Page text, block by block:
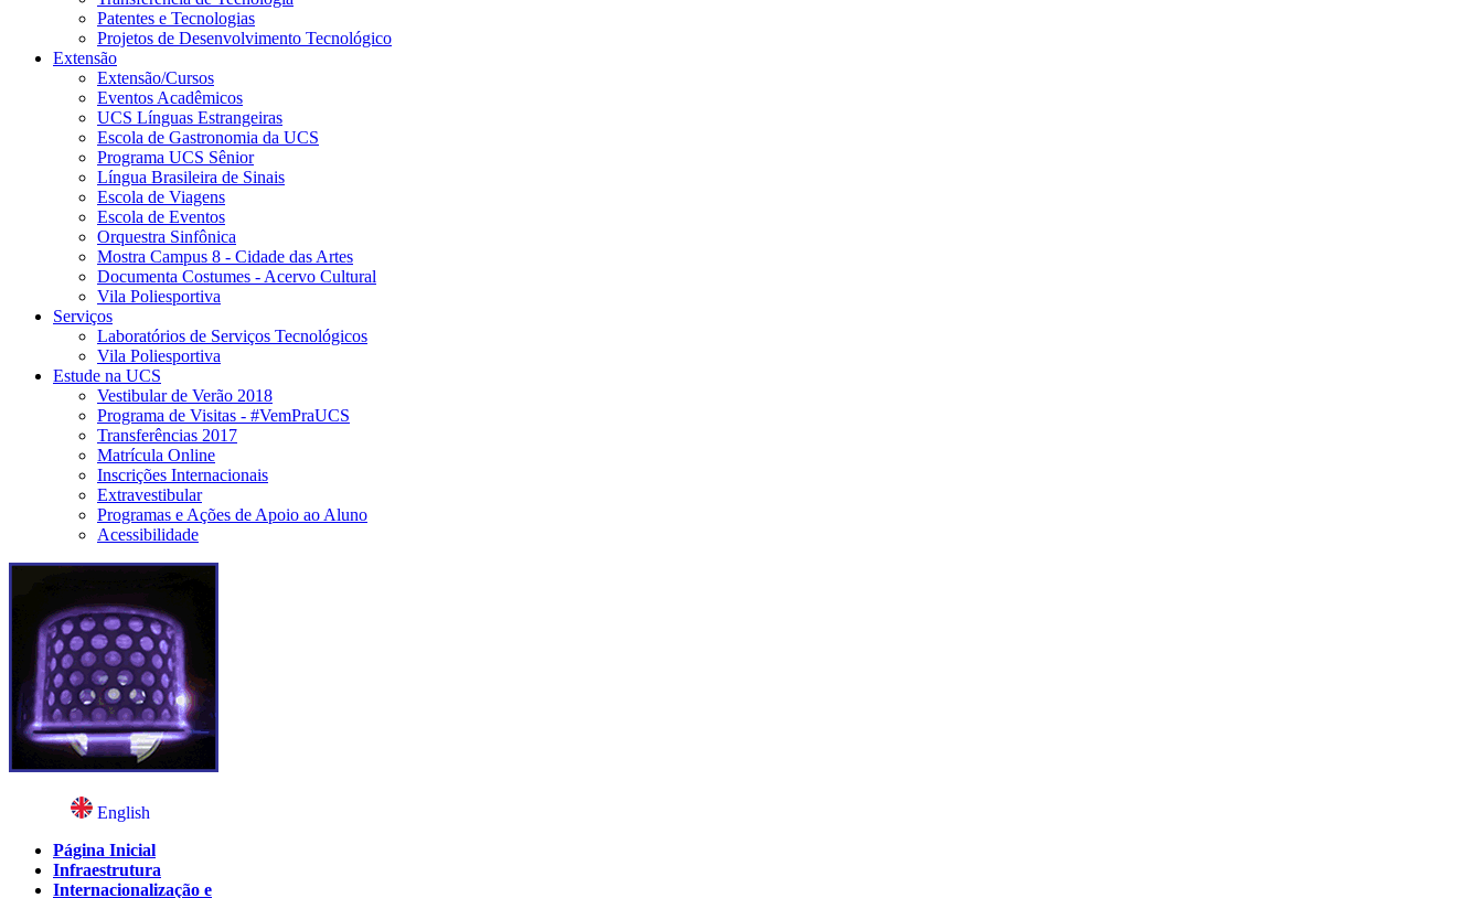
Patentes e Tecnologias
Projetos de Desenvolvimento Tecnológico
Extensão
Extensão/Cursos
Eventos Acadêmicos
UCS Línguas Estrangeiras
Escola de Gastronomia da UCS
Programa UCS Sênior
Língua Brasileira de Sinais
Escola de Viagens
Escola de Eventos
Orquestra Sinfônica
Mostra Campus 8 - Cidade das Artes
Documenta Costumes - Acervo Cultural
Vila Poliesportiva
Serviços
Laboratórios de Serviços Tecnológicos
Vila Poliesportiva
Estude na UCS
Vestibular de Verão 2018
Programa de Visitas - #VemPraUCS
Transferências 2017
Matrícula Online
Inscrições Internacionais
Extravestibular
Programas e Ações de Apoio ao Aluno
Acessibilidade
English
Página Inicial
Infraestrutura
Internacionalização e